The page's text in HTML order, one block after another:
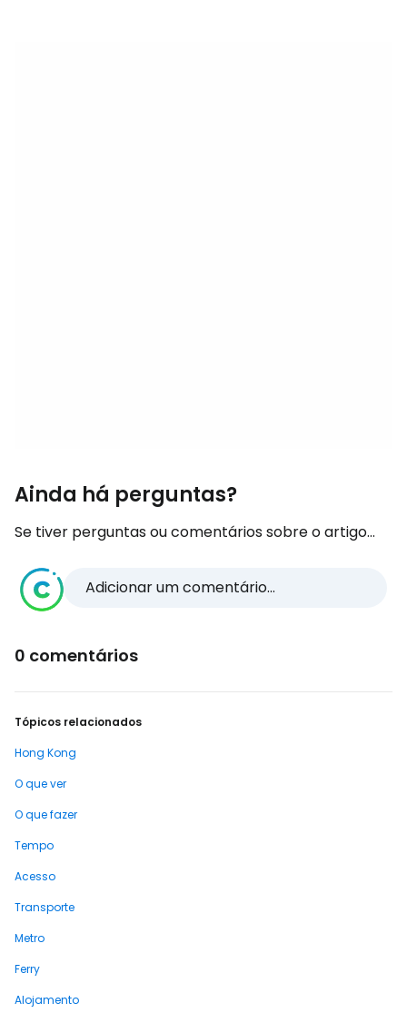
Ainda há perguntas?
Se tiver perguntas ou comentários sobre o artigo...
Adicionar um comentário...
0 comentários
Tópicos relacionados
Hong Kong
O que ver
O que fazer
Tempo
Acesso
Transporte
Metro
Ferry
Alojamento